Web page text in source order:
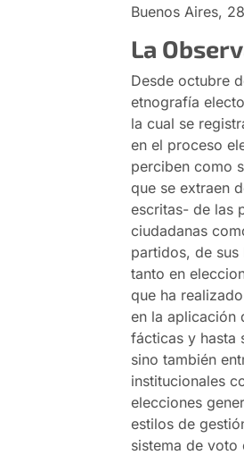
Buenos Aires,
La
Desde octubre
etnografía
la cual se
en el proceso
perciben como
que se extraen
escritas- de las
ciudadanas
partidos, de
tanto en
que ha
en la aplicación
fácticas y hasta
sino también
institucionales
elecciones
estilos de
sistema de voto